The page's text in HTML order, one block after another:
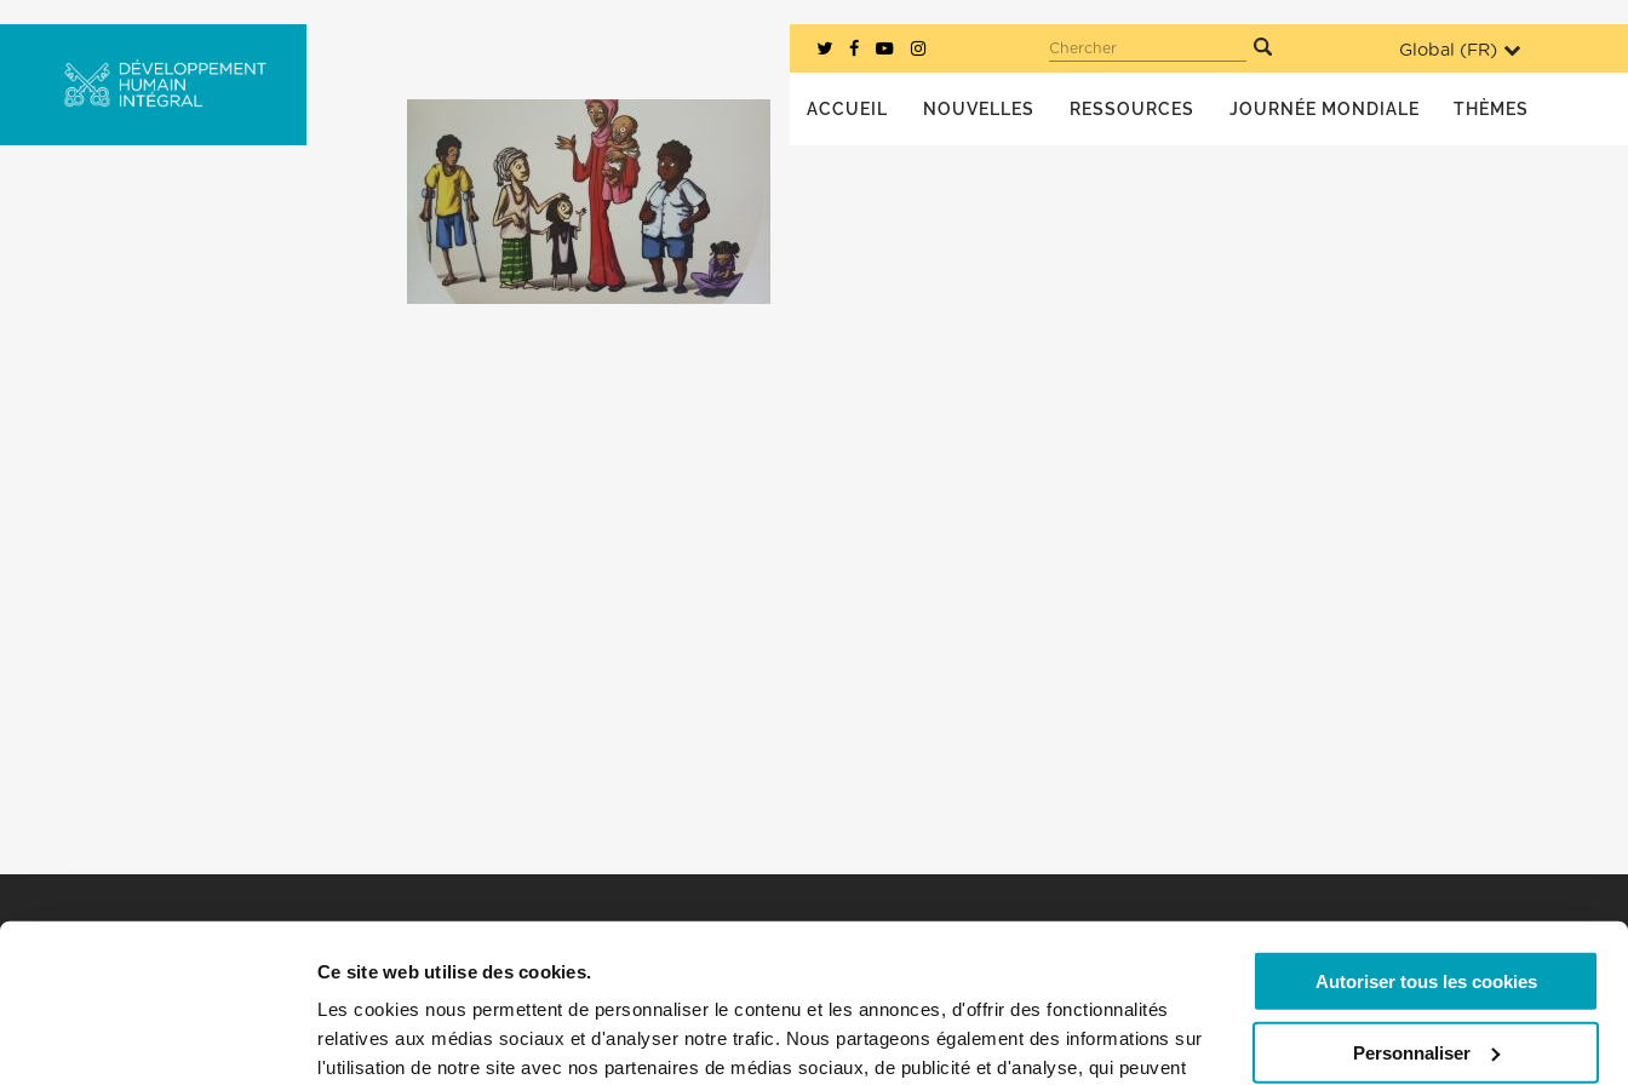
Ce site web utilise des cookies.
Les cookies nous permettent de personnaliser le contenu et les annonces, d'offrir des fonctionnalités
relatives aux médias sociaux et d'analyser notre trafic. Nous partageons également des informations sur
l'utilisation de notre site avec nos partenaires de médias sociaux, de publicité et d'analyse, qui peuvent
Autoriser tous les cookies
Personnaliser
Global (FR)
Chercher
ACCUEIL NOUVELLES RESSOURCES JOURNÉE MONDIALE THÈMES
HOME HISTOIRES RESSOURCES